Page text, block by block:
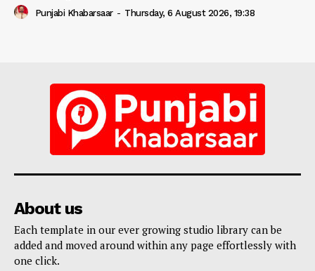
Punjabi Khabarsaar - Thursday, 6 August 2026, 19:38
About us
Each template in our ever growing studio library can be
added and moved around within any page effortlessly with
one click.